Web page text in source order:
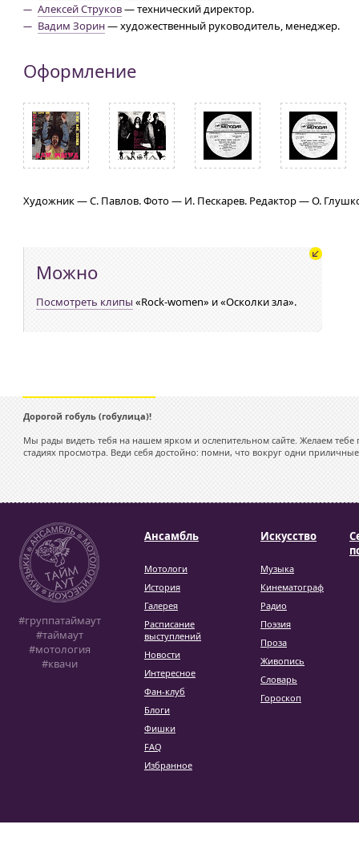
Алексей Струков— технический директор.
Вадим Зорин— художественный руководитель, менеджер.
Оформление
Художник — С. Павлов. Фото — И. Пескарев. Редактор — О.
Можно
Посмотреть клипы «Rock-women» и «Осколки зла».
Дорогой гобуль (гобулица)!
Мы рады видеть тебя на нашем ярком и ослепительном сайте. Желаем тебе
стадиях просмотра. Веди себя достойно: помни, что вокруг одни
#группатаймаут
#таймаут
#мотология
#квачи
Ансамбль
Мотологи
История
Галерея
Расписание
выступлений
Новости
Интересное
Фан-клуб
Блоги
Фишки
FAQ
Избранное
Искусство
Музыка
Кинематограф
Радио
Поэзия
Проза
Живопись
Словарь
Гороскоп